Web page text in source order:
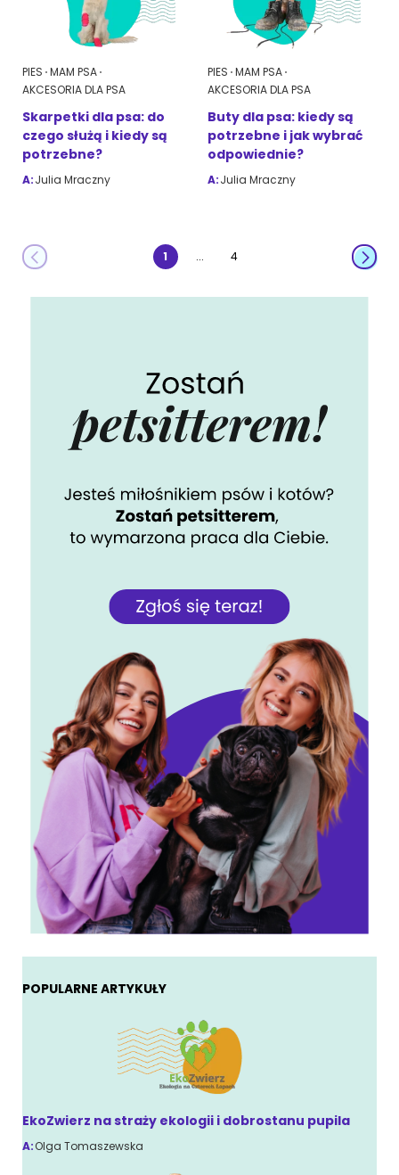
PIES MAM PSA
AKCESORIA DLA PSA
Skarpetki dla psa: do
czego służą i kiedy są
potrzebne?
A:Julia Mraczny
PIES MAM PSA
AKCESORIA DLA PSA
Buty dla psa: kiedy są
potrzebne i jak wybrać
odpowiednie?
A:Julia Mraczny
1 ... 4
POPULARNE ARTYKUŁY
EkoZwierz na straży ekologii i dobrostanu pupila
A:Olga Tomaszewska